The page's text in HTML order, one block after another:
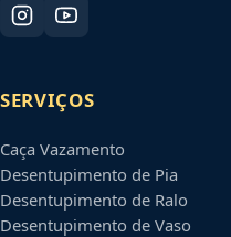
SERVIÇOS
Caça Vazamento
Desentupimento de Pia
Desentupimento de Ralo
Desentupimento de Vaso